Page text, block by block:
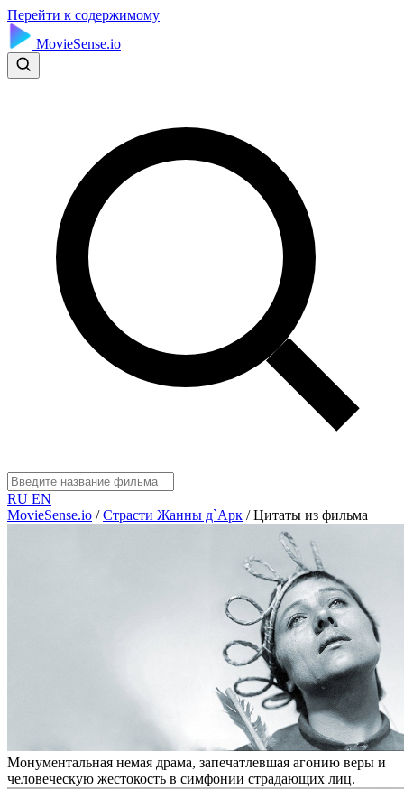
Перейти к содержимому
MovieSense.io
RU EN
MovieSense.io / Страсти Жанны д`Арк / Цитаты из фильма
Монументальная немая драма, запечатлевшая агонию веры и
человеческую жестокость в симфонии страдающих лиц.